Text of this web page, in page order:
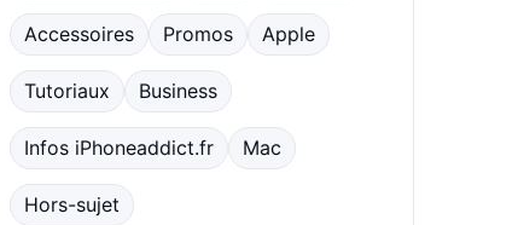
Accessoires Promos Apple
Tutoriaux Business
Infos iPhoneaddict.fr Mac
Hors-sujet